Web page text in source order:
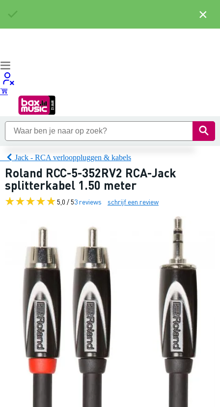
Jack - RCA verlooppluggen & kabels
Roland RCC-5-352RV2 RCA-Jack
splitterkabel 1.50 meter
5,0 / 53 reviews schrijf een review
×